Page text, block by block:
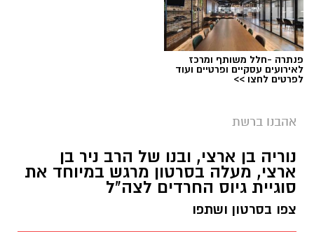
פנתרה -חלל משותף ומרכז
לאירועים עסקיים ופרטיים ועוד
לפרטים לחצו >>
אהבנו ברשת
נוריה בן ארצי, ובנו של הרב ניר בן
ארצי, מעלה בסרטון מרגש במיוחד את
סוגיית גיוס החרדים לצה"ל
צפו בסרטון ושתפו